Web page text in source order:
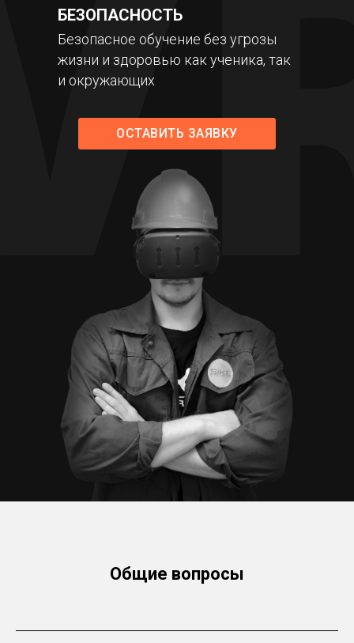
Безопасное обучение без угрозы
жизни и здоровью как ученика, так
и окружающих
БЕЗОПАСНОСТЬ
ОСТАВИТЬ ЗАЯВКУ
Общие вопросы